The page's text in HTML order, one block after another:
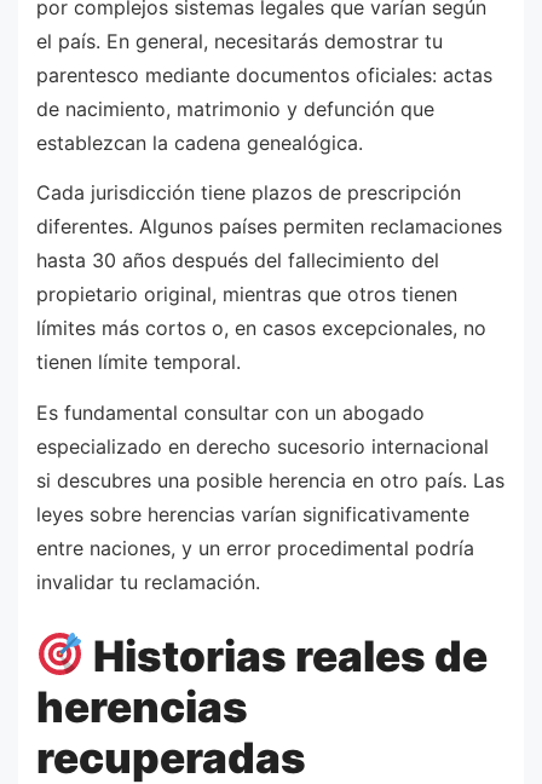
por complejos sistemas legales que varían según
el país. En general, necesitarás demostrar tu
parentesco mediante documentos oficiales: actas
de nacimiento, matrimonio y defunción que
establezcan la cadena genealógica.
Cada jurisdicción tiene plazos de prescripción
diferentes. Algunos países permiten reclamaciones
hasta 30 años después del fallecimiento del
propietario original, mientras que otros tienen
límites más cortos o, en casos excepcionales, no
tienen límite temporal.
Es fundamental consultar con un abogado
especializado en derecho sucesorio internacional
si descubres una posible herencia en otro país. Las
leyes sobre herencias varían significativamente
entre naciones, y un error procedimental podría
invalidar tu reclamación.
Historias reales de
herencias
recuperadas